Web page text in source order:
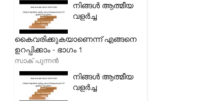
നിങ്ങൾ ആത്മീയ
വളർച്ച
കൈവരിക്കുകയാണെന്ന് എങ്ങനെ
ഉറപ്പിക്കാം - ഭാഗം 1
സാക് പുന്നൻ
നിങ്ങൾ ആത്മീയ
വളർച്ച